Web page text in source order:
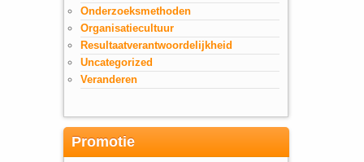
Onderzoeksmethoden
Organisatiecultuur
Resultaatverantwoordelijkheid
Uncategorized
Veranderen
Promotie